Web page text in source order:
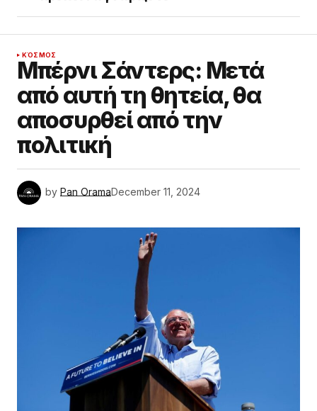
ΚΌΣΜΟΣ
Μπέρνι Σάντερς: Μετά
από αυτή τη θητεία, θα
αποσυρθεί από την
πολιτική
by Pan OramaDecember 11, 2024